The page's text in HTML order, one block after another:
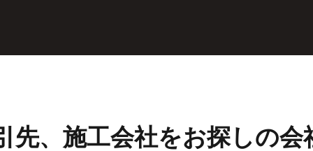
先、施工会社をお探しの会